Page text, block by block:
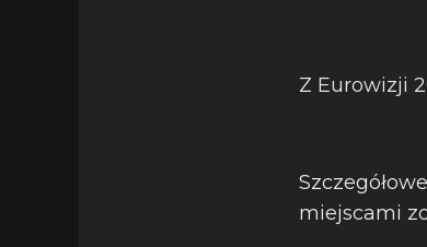
Z Eurowizji
miejscami